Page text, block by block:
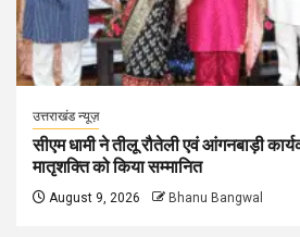
उत्तराखंड न्यूज़
सीएम धामी ने तीलू रौतेली एवं आंगनबाड़ी
मातृशक्ति को किया सम्मानित
August 9, 2026 Bhanu Bangwal